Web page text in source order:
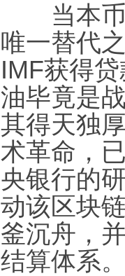
当本币
唯一替代
IMF获得
油毕竟是
其得天独
术革命，
央银行的
动该区块
釜沉舟，
结算体系